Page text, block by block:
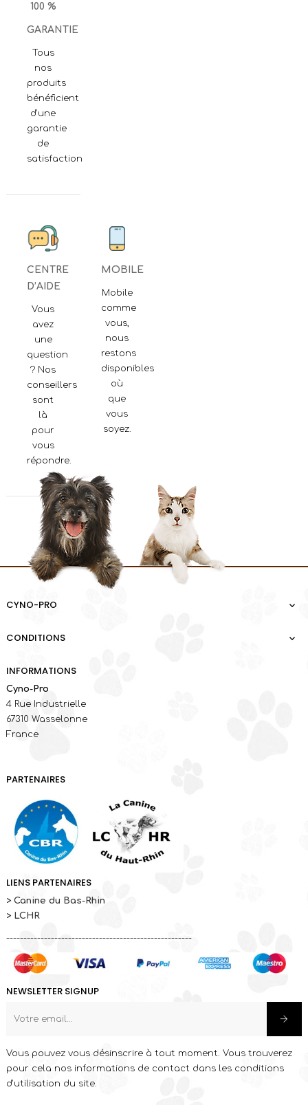
100 %
GARANTIE
Tous
nos
produits
bénéficient
d'une
garantie
de
satisfaction
CENTRE
D’AIDE
Vous
avez
une
question
? Nos
conseillers
sont
là
pour
vous
répondre.
MOBILE
Mobile
comme
vous,
nous
restons
disponibles
où
que
vous
soyez.
CYNO-PRO 
CONDITIONS 
INFORMATIONS
Cyno-Pro
4 Rue Industrielle
67310 Wasselonne
France
PARTENAIRES
LIENS PARTENAIRES
> Canine du Bas-Rhin
> LCHR
------------------------------------------------------
NEWSLETTER SIGNUP
Vous pouvez vous désinscrire à tout moment. Vous trouverez
pour cela nos informations de contact dans les conditions
d'utilisation du site.